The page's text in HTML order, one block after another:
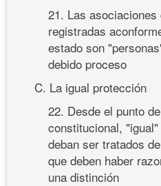
21. Las asociaciones
registradas
estado son
debido proceso
C. La igual protección
22. Desde el punto
constitucional,
deban ser tratados
que deben haber
una distinción